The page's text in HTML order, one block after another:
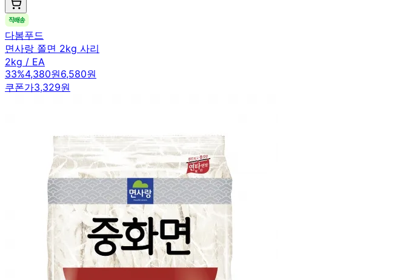
다봄푸드
면사랑 쫄면 2kg 사리
2kg / EA
33%4,380원6,580원
쿠폰가3,329원